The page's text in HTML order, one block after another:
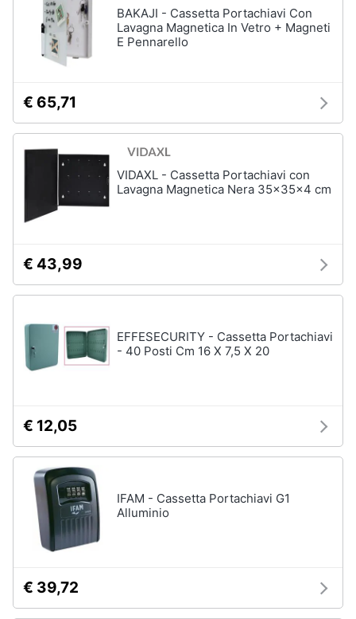
Piscine
Piscine
legno
Gazebo
Portabiancheria
lavanderia
Armadio
portascope
BAKAJI - Cassetta Portachiavi Con
Lavagna Magnetica In Vetro + Magneti
E Pennarello
€ 65,71
VIDAXL - Cassetta Portachiavi con
Lavagna Magnetica Nera 35x35x4 cm
€ 43,99
EFFESECURITY - Cassetta Portachiavi
- 40 Posti Cm 16 X 7,5 X 20
€ 12,05
IFAM - Cassetta Portachiavi G1
Alluminio
€ 39,72